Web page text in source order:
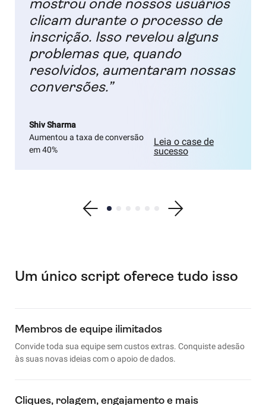
clicam durante o processo de
inscrição. Isso revelou alguns
problemas que, quando
resolvidos, aumentaram nossas
conversões.”
Shiv Sharma
Aumentou a taxa de conversão
em 40%
Leia o case de
sucesso
Show previous testimonial
Show testimonial 1
Show testimonial 2
Show testimonial 3
Show testimonial 4
Show testimonial 5
Show testimonial 6
Show next testimonial
Um único script oferece tudo isso
Membros de equipe ilimitados
Convide toda sua equipe sem custos extras. Conquiste adesão
às suas novas ideias com o apoio de dados.
Cliques, rolagem, engajamento e mais